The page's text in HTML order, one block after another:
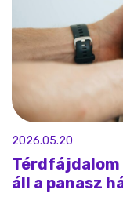
2026.05.20
áll a panasz